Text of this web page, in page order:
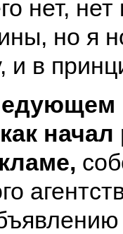
нет,
но я
и в